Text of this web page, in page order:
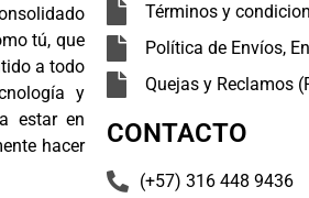
tú, que
a todo
y
estar en
hacer
Términos y
Política de Envíos,
Quejas y Reclamos
CONTACTO
(+57) 316 448 9436